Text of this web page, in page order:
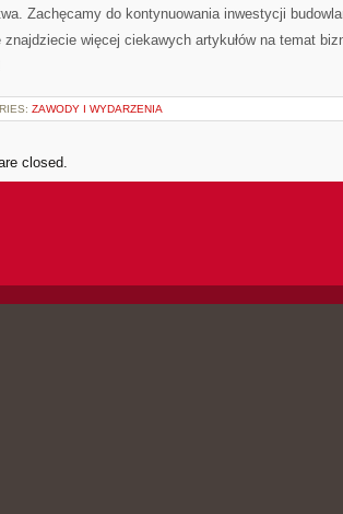
Zachęcamy do kontynuowania inwestycji
znajdziecie więcej⁤ ciekawych artykułów na temat⁤
ZAWODY I WYDARZENIA
closed.